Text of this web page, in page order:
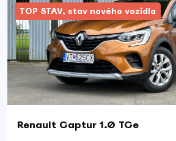
TOP STAV, stav nového vozidla
Renault Captur 1.0 TCe